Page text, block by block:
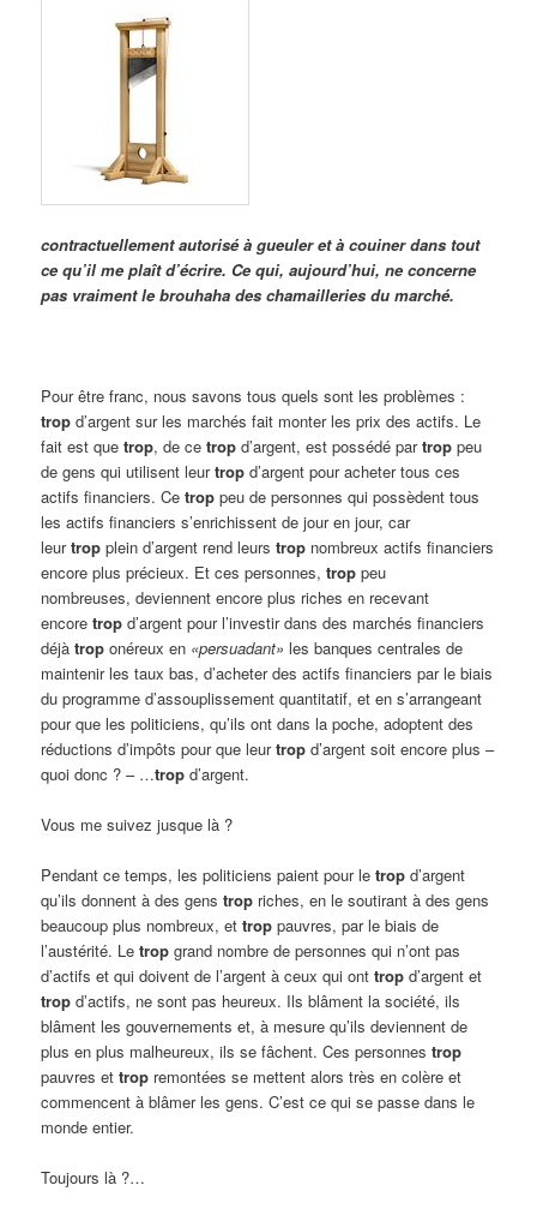
contractuellement autorisé à gueuler et à couiner dans tout
ce qu’il me plaît d’écrire. Ce qui, aujourd’hui, ne concerne
pas vraiment le brouhaha des chamailleries du marché.
Pour être franc, nous savons tous quels sont les problèmes :
trop d’argent sur les marchés fait monter les prix des actifs. Le
fait est quetrop, de cetrop d’argent, est possédé partrop peu
de gens qui utilisent leurtrop d’argent pour acheter tous ces
actifs financiers. Cetrop peu de personnes qui possèdent tous
les actifs financiers s’enrichissent de jour en jour, car
leurtrop plein d’argent rend leurstrop nombreux actifs financiers
encore plus précieux. Et ces personnes,trop peu
nombreuses, deviennent encore plus riches en recevant
encoretrop d’argent pour l’investir dans des marchés financiers
déjàtrop onéreux en «persuadant» les banques centrales de
maintenir les taux bas, d’acheter des actifs financiers par le biais
du programme d’assouplissement quantitatif, et en s’arrangeant
pour que les politiciens, qu’ils ont dans la poche, adoptent des
réductions d’impôts pour que leurtrop d’argent soit encore plus –
quoi donc ? – …trop d’argent.
Vous me suivez jusque là ?
Pendant ce temps, les politiciens paient pour letrop d’argent
qu’ils donnent à des genstrop riches, en le soutirant à des gens
beaucoup plus nombreux, ettrop pauvres, par le biais de
l’austérité. Letrop grand nombre de personnes qui n’ont pas
d’actifs et qui doivent de l’argent à ceux qui onttrop d’argent et
trop d’actifs, ne sont pas heureux. Ils blâment la société, ils
blâment les gouvernements et, à mesure qu’ils deviennent de
plus en plus malheureux, ils se fâchent. Ces personnestrop
pauvres ettrop remontées se mettent alors très en colère et
commencent à blâmer les gens. C’est ce qui se passe dans le
monde entier.
Toujours là ?…